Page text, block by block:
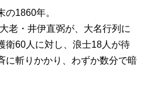
1860年。
老・井伊直弼が、大名行列に
衛60人に対し、浪士18人が待
に斬りかかり、わずか数分で暗